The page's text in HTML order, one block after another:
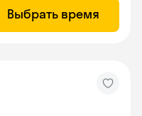
Выбрать время